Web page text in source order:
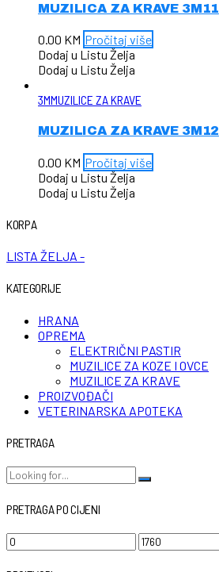
MUZILICA ZA KRAVE 3M11
0.00 KM Pročitaj više
Dodaj u Listu Želja
Dodaj u Listu Želja
3MMUZILICE ZA KRAVE
MUZILICA ZA KRAVE 3M12
0.00 KM Pročitaj više
Dodaj u Listu Želja
Dodaj u Listu Želja
KORPA
LISTA ŽELJA -
KATEGORIJE
HRANA
OPREMA
ELEKTRIČNI PASTIR
MUZILICE ZA KOZE I OVCE
MUZILICE ZA KRAVE
PROIZVOĐAČI
VETERINARSKA APOTEKA
PRETRAGA
PRETRAGA PO CIJENI